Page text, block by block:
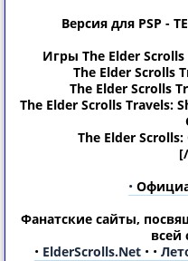
Версия для PSP -
Игры The Elder
The Elder Scrolls
The Elder Scrolls
The Elder Scrolls Travels:
The Elder
•
Фанатские сайты,
всей
• ElderScrolls.Net • •